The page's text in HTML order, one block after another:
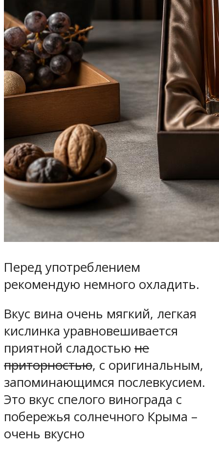
Перед употреблением
рекомендую немного охладить.
Вкус вина очень мягкий, легкая
кислинка уравновешивается
приятной сладостью не
приторностью, с оригинальным,
запоминающимся послевкусием.
Это вкус спелого винограда с
побережья солнечного Крыма –
очень вкусно